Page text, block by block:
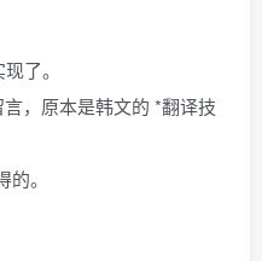
了。
言，原本是韩文的 *翻译技
。